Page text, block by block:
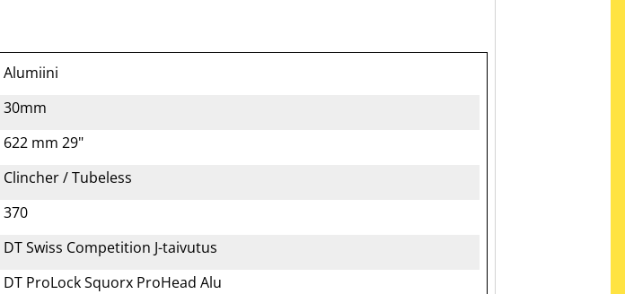
Alumiini
30mm
622 mm 29"
Clincher / Tubeless
370
DT Swiss Competition J-taivutus
DT ProLock Squorx ProHead Alu